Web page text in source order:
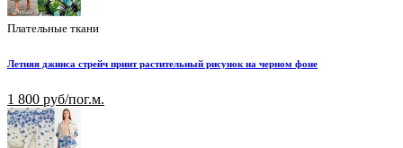
Плательные ткани
Летняя джинса стрейч принт растительный рисунок на черном фоне
1 800 руб/пог.м.